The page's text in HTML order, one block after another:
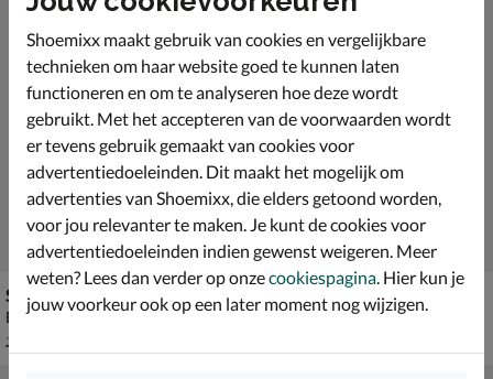
Skechers Skech-Sweat Delight
Broek - paars
van € 39,99 voor € 20,00
39
Skechers GoShield
Jas - paars
Shoemixx maakt gebruik van cookies en vergelijkbare
technieken om haar website goed te kunnen laten
functioneren en om te analyseren hoe deze wordt
gebruikt. Met het accepteren van de voorwaarden wordt
er tevens gebruik gemaakt van cookies voor
advertentiedoeleinden. Dit maakt het mogelijk om
advertenties van Shoemixx, die elders getoond worden,
voor jou relevanter te maken. Je kunt de cookies voor
advertentiedoeleinden indien gewenst weigeren. Meer
weten? Lees dan verder op onzecookiespagina . Hier kun je
jouw voorkeur ook op een later moment nog wijzigen.